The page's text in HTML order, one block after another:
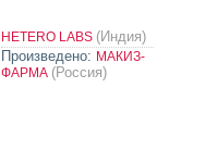
HETERO LABS (Индия)
Произведено: МАКИЗ-
ФАРМА (Россия)